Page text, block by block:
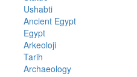
Ushabti
Ancient Egypt
Egypt
Arkeoloji
Tarih
Archaeology